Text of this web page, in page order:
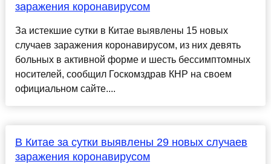
заражения коронавирусом
За истекшие сутки в Китае выявлены 15 новых
случаев заражения коронавирусом, из них девять
больных в активной форме и шесть бессимптомных
носителей, сообщил Госкомздрав КНР на своем
официальном сайте....
В Китае за сутки выявлены 29 новых случаев
заражения коронавирусом